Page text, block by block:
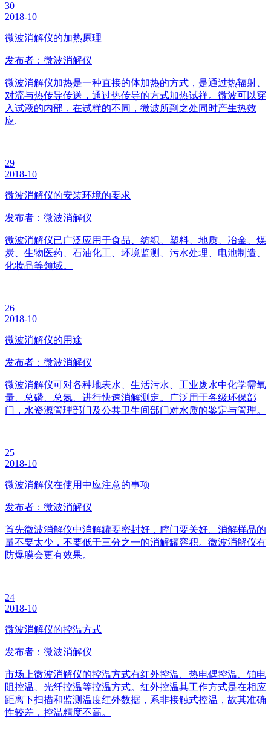
30
2018-10
微波消解仪的加热原理
发布者：微波消解仪
微波消解仪加热是一种直接的体加热的方式，是通过热辐射、
对流与热传导传送，通过热传导的方式加热试祥。微波可以穿
入试液的内部，在试样的不同，微波所到之处同时产生热效
应.
29
2018-10
微波消解仪的安装环境的要求
发布者：微波消解仪
微波消解仪已广泛应用于食品、纺织、塑料、地质、冶金、煤
炭、生物医药、石油化工、环境监测、污水处理、电池制造、
化妆品等领域。
26
2018-10
微波消解仪的用途
发布者：微波消解仪
微波消解仪可对各种地表水、生活污水、工业废水中化学需氧
量、总磷、总氮、进行快速消解测定。广泛用于各级环保部
门，水资源管理部门及公共卫生间部门对水质的鉴定与管理。
25
2018-10
微波消解仪在使用中应注意的事项
发布者：微波消解仪
首先微波消解仪中消解罐要密封好，腔门要关好。消解样品的
量不要太少，不要低于三分之一的消解罐容积。微波消解仪有
防爆膜会更有效果。
24
2018-10
微波消解仪的控温方式
发布者：微波消解仪
市场上微波消解仪的控温方式有红外控温、热电偶控温、铂电
阻控温、光纤控温等控温方式。红外控温其工作方式是在相应
距离下扫描和监测温度红外数据，系非接触式控温，故其准确
性较差，控温精度不高。